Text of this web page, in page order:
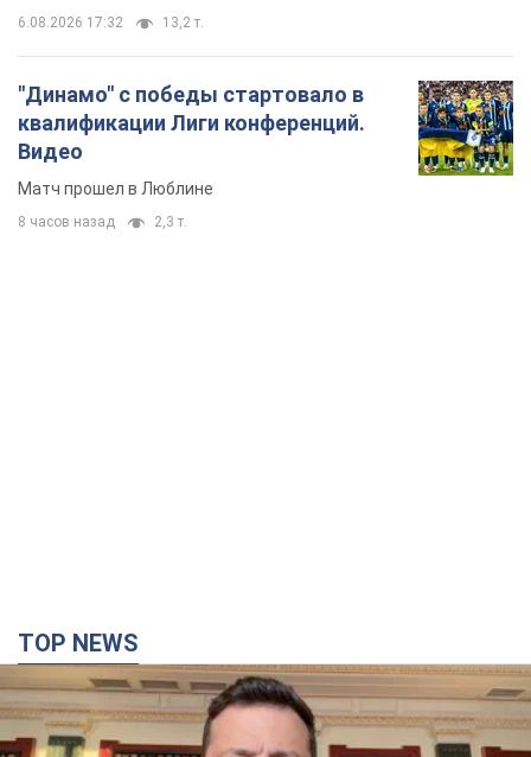
6.08.2026 17:32 13,2 т.
"Динамо" с победы стартовало в
квалификации Лиги конференций.
Видео
Матч прошел в Люблине
8 часов назад 2,3 т.
TOP NEWS